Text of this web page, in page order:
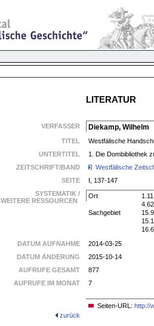
LITERATUR
VERFASSER Diekamp, Wilhelm
TITEL
Westfälische
UNTERTITEL
1. Die Dombibliothek
ZEITSCHRIFT/BAND
Westfälische
SEITE
I, 137-147
SYSTEMATIK /
WEITERE RESSOURCEN
Ort
Sachgebiet
15.9
DATUM AUFNAHME
2014-03-25
DATUM ÄNDERUNG
2015-10-14
AUFRUFE GESAMT
877
AUFRUFE IM MONAT
7
Seiten-URL: http://
zurück